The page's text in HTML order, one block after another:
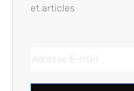
et articles